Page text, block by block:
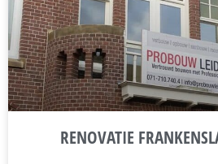
RENOVATIE